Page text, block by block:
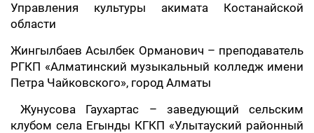
Управления культуры акимата Костанайской
области
Жингылбаев Асылбек Орманович – преподаватель
РГКП «Алматинский музыкальный колледж имени
Петра Чайковского», город Алматы
Жунусова Гаухартас – заведующий сельским
клубом села Егынды КГКП «Улытауский районный